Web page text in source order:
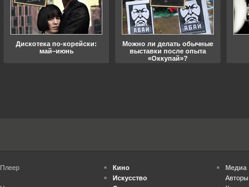
Дискотека по-корейски:
май–июнь
Можно ли делать обычные
выставки после опыта
«Оккупай»?
Плеер
Кино
Искусство
Медиа
Авторы